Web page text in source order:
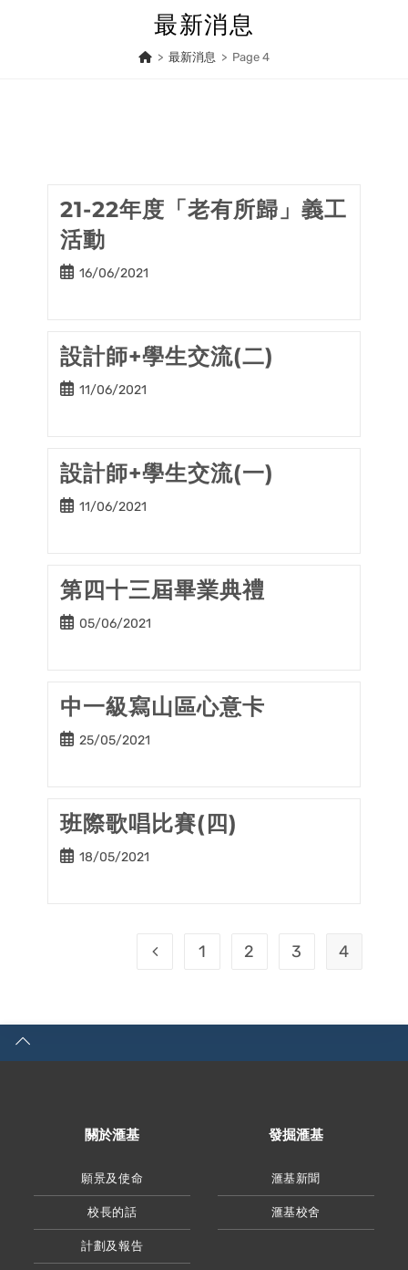
最新消息
> 最新消息 > Page 4
21-22年度「老有所歸」義工
活動
Post16/06/2021
設計師+學生交流(二)
Post11/06/2021
設計師+學生交流(一)
Post11/06/2021
第四十三屆畢業典禮
Post05/06/2021
中一級寫山區心意卡
Post25/05/2021
班際歌唱比賽(四)
Post18/05/2021
Go to the previous page
1 2 3 4
關於滙基
願景及使命
校長的話
計劃及報告
發掘滙基
滙基新聞
滙基校舍